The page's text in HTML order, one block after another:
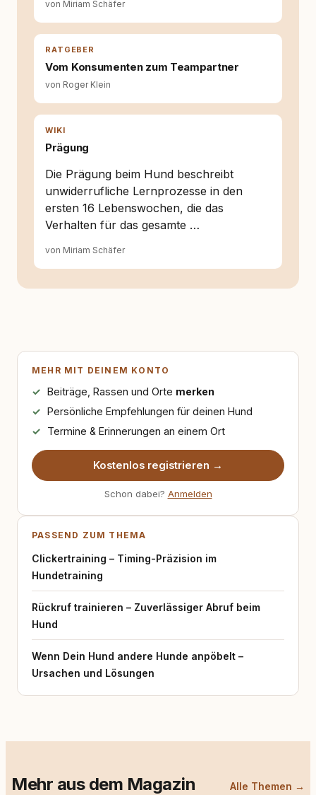
und der Schweiz. Meine Überzeugung:
Tierschutz beginnt mit Wissen. Wer seinen
Hund versteht, trifft bessere Entscheidungen –
für ein Zusammenleben, das beiden guttut.
von Miriam Schäfer
RATGEBER
Vom Konsumenten zum Teampartner
von Roger Klein
WIKI
Prägung
Die Prägung beim Hund beschreibt
unwiderrufliche Lernprozesse in den
ersten 16 Lebenswochen, die das
Verhalten für das gesamte …
von Miriam Schäfer
MEHR MIT DEINEM KONTO
Beiträge, Rassen und Orte merken
Persönliche Empfehlungen für deinen Hund
Termine & Erinnerungen an einem Ort
Kostenlos registrieren →
Schon dabei? Anmelden
PASSEND ZUM THEMA
Clickertraining – Timing-Präzision im
Hundetraining
Rückruf trainieren – Zuverlässiger Abruf beim
Hund
Wenn Dein Hund andere Hunde anpöbelt –
Ursachen und Lösungen
Mehr aus dem Magazin Alle Themen →